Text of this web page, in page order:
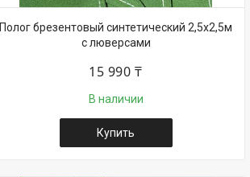
Полог брезентовый синтетический 2,5х2,5м
с люверсами
15 990 ₸
В наличии
Купить